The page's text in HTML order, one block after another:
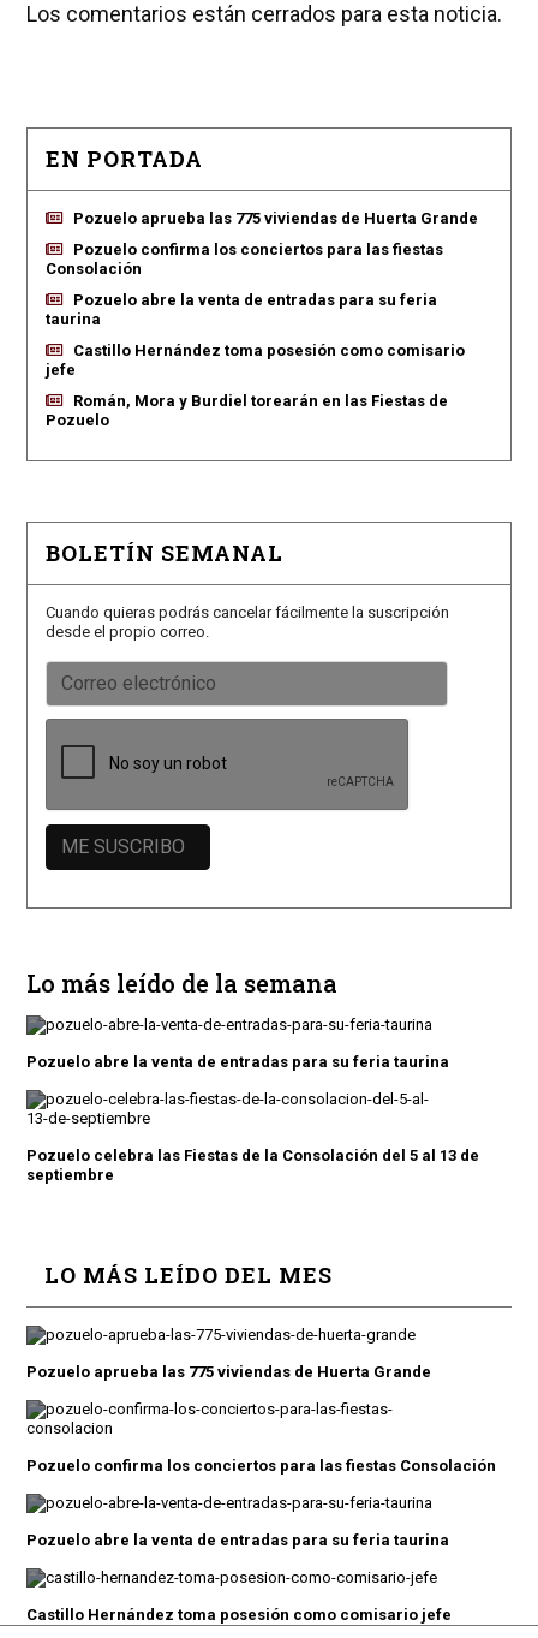
Los comentarios están cerrados para esta noticia.
EN PORTADA
Pozuelo aprueba las 775 viviendas de Huerta Grande
Pozuelo confirma los conciertos para las fiestas
Consolación
Pozuelo abre la venta de entradas para su feria
taurina
Castillo Hernández toma posesión como comisario
jefe
Román, Mora y Burdiel torearán en las Fiestas de
Pozuelo
BOLETÍN SEMANAL
Cuando quieras podrás cancelar fácilmente la suscripción
desde el propio correo.
Lo más leído de la semana
Pozuelo abre la venta de entradas para su feria taurina
Pozuelo celebra las Fiestas de la Consolación del 5 al 13 de
septiembre
LO MÁS LEÍDO DEL MES
Pozuelo aprueba las 775 viviendas de Huerta Grande
Pozuelo confirma los conciertos para las fiestas Consolación
Pozuelo abre la venta de entradas para su feria taurina
Castillo Hernández toma posesión como comisario jefe